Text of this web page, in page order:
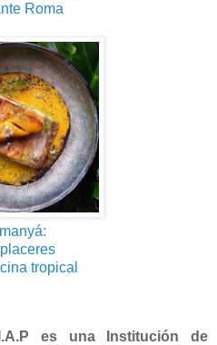
Roma
tropical
es una Institución de